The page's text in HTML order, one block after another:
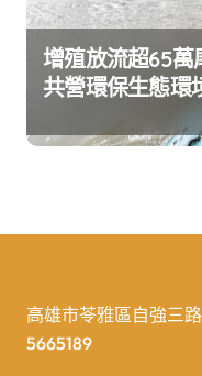
增殖放流超65
共營環保生態環
高雄市苓雅區自強三
5665189